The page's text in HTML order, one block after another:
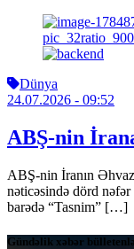
Dünya
24.07.2026 - 09:52
ABŞ-nin
ABŞ-nin İranın
nəticəsində dörd
barədə “Tasnim” […]
Gündəlik xəbər